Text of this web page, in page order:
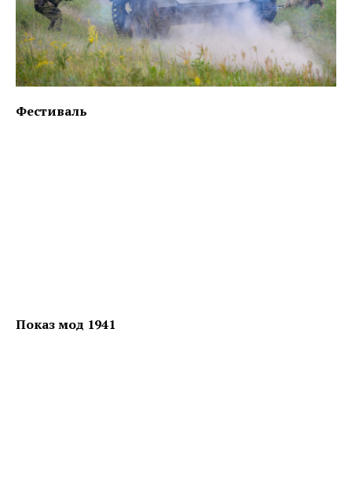
Фестиваль
Показ мод 1941